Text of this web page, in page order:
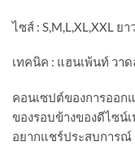
ไซส์ : S,M,L,XL,XXL ย
เทคนิค : แฮนเพ้นท์ วา
คอนเซปต์ของการออก
ของรอบข้างของดีไซน์
อยากแชร์ประสบการณ์